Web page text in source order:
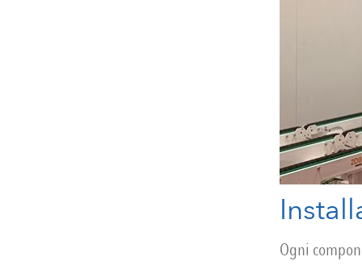
Ogni